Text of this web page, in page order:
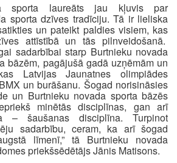
sporta laureāts jau kļuvis par
sporta dzīves tradīciju. Tā ir lieliska
un pateikt paldies visiem, kas
attīstībā un tās pilnveidošanā.
sadarbībai starp Burtnieku novada
bāzēm, pagājušā gadā uzņēmām un
Latvijas Jaunatnes olimpiādes
un burāšanu. Šogad norisināsies
un Burtnieku novada sporta bāzēs
minētās disciplīnas, gan arī
– šaušanas disciplīna. Turpinot
sadarbību, ceram, ka arī šogad
līmenī,” tā Burtnieku novada
priekšsēdētājs Jānis Matisons.